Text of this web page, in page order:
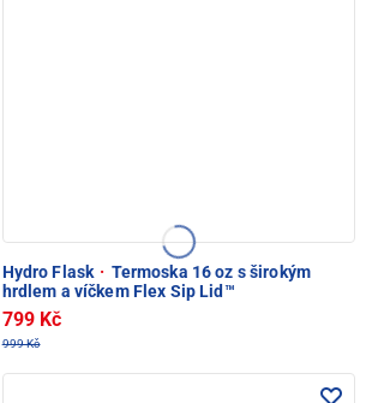
Hydro Flask · Termoska 16 oz s širokým
hrdlem a víčkem Flex Sip Lid™
799 Kč
999 Kč